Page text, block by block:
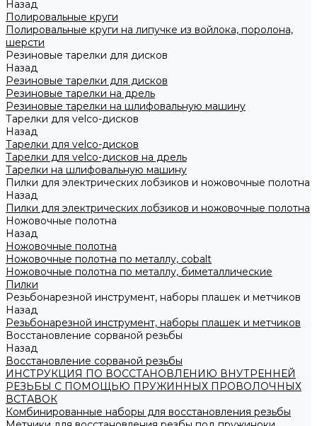
Назад
Полировальные круги
Полировальные круги на липучке из войлока, поролона,
шерсти
Резиновые тарелки для дисков
Назад
Резиновые тарелки для дисков
Резиновые тарелки на дрель
Резиновые тарелки на шлифовальную машину
Тарелки для velco-дисков
Назад
Тарелки для velco-дисков
Тарелки для velco-дисков на дрель
Тарелки на шлифовальную машину
Пилки для электрических лобзиков и ножовочные полотна
Назад
Пилки для электрических лобзиков и ножовочные полотна
Ножовочные полотна
Назад
Ножовочные полотна
Ножовочные полотна по металлу, cobalt
Ножовочные полотна по металлу, биметаллические
Пилки
Резьбонарезной инструмент, наборы плашек и метчиков
Назад
Резьбонарезной инструмент, наборы плашек и метчиков
Восстановление сорваной резьбы
Назад
Восстановление сорваной резьбы
ИНСТРУКЦИЯ ПО ВОССТАНОВЛЕНИЮ ВНУТРЕННЕЙ
РЕЗЬБЫ С ПОМОЩЬЮ ПРУЖИННЫХ ПРОВОЛОЧНЫХ
ВСТАВОК
Комбинированные наборы для восстановления резьбы